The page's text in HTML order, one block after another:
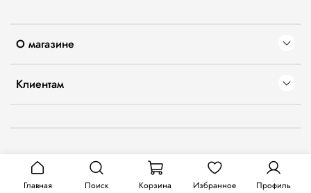
О магазине
Клиентам
Главная Поиск Корзина Избранное Профиль